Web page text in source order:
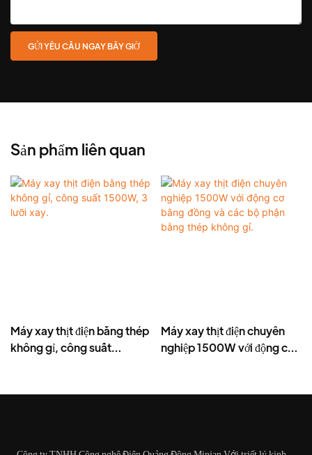
GỬI YÊU CẦU NGAY BÂY GIỜ
Sản phẩm liên quan
Máy xay thịt điện bằng thép
không gỉ, công suất
Máy xay thịt điện chuyên
nghiệp 1500W với động cơ